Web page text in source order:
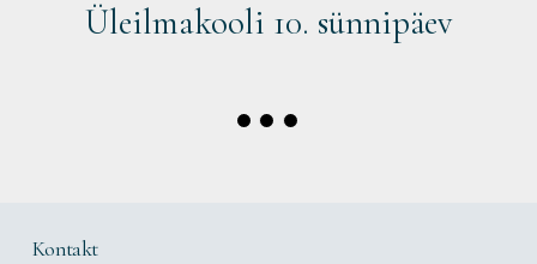
Üleilmakooli 10. sünnipäev
Kontakt